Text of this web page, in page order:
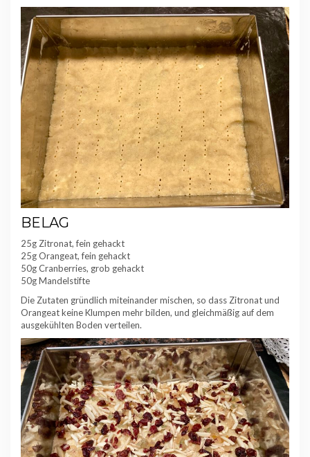
BELAG
25g Zitronat, fein gehackt
25g Orangeat, fein gehackt
50g Cranberries, grob gehackt
50g Mandelstifte
Die Zutaten gründlich miteinander mischen, so dass Zitronat und
Orangeat keine Klumpen mehr bilden, und gleichmäßig auf dem
ausgekühlten Boden verteilen.